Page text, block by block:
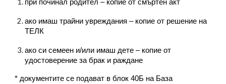
при починал родител – копие от смъртен акт
ако имаш трайни увреждания – копие от решение на
ТЕЛК
ако си семеен и/или имаш дете – копие от
удостоверение за брак и раждане
* документите се подават в блок 40Б на База